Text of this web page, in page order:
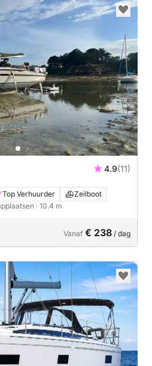
4.9(11)
Top Verhuurder
Zeilboot
· 10.4 m
Vanaf € 238 / dag